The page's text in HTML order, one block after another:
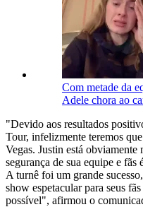
Com metade da
Adele chora ao
"Devido aos resultados
Tour, infelizmente teremos
Vegas. Justin está obviamente
segurança de sua equipe e
A turnê foi um grande
show espetacular para seus
possível", afirmou o